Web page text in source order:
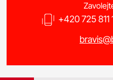
+420 725 811